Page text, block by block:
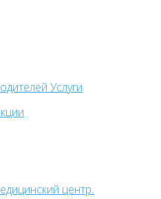
Услуги
центр.